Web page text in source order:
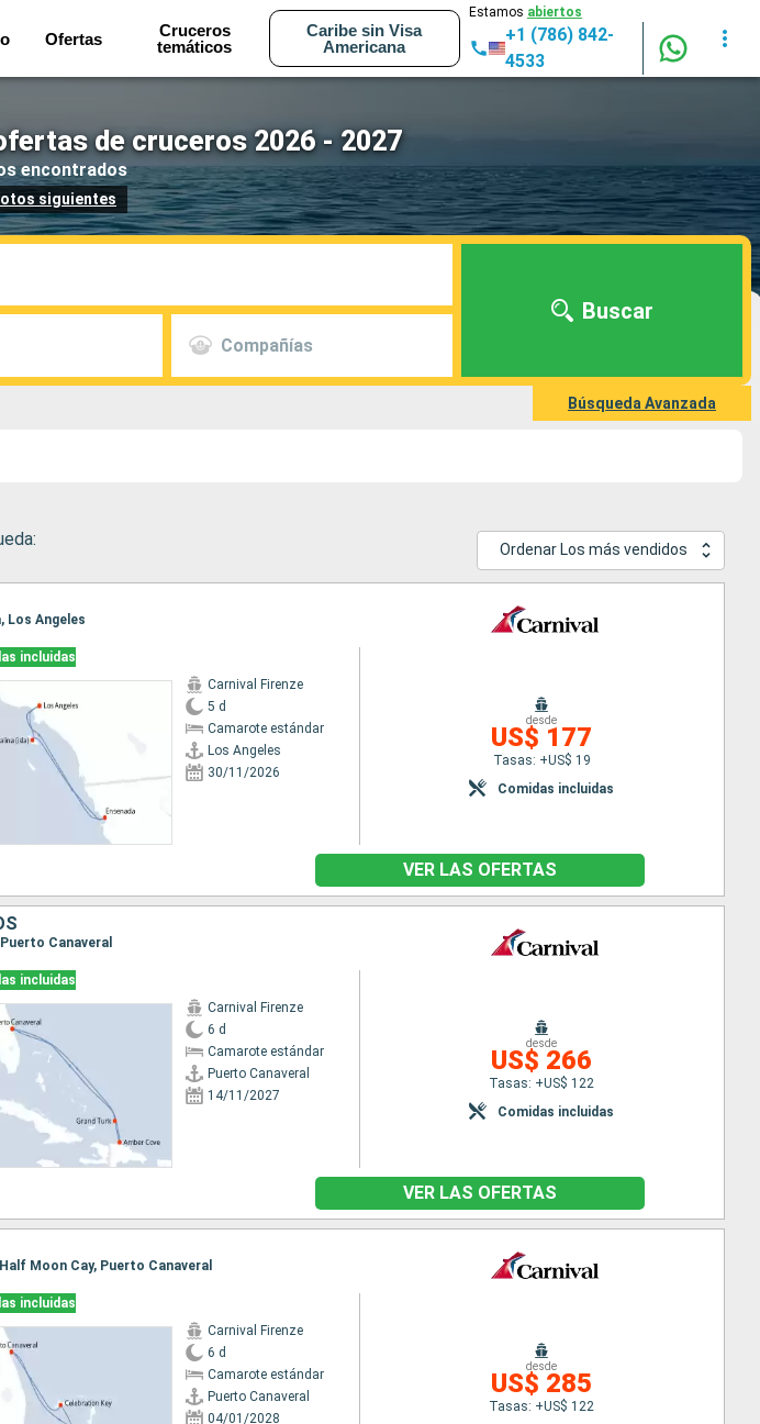
Ofertas
Cruceros
temáticos
Caribe sin Visa
Americana
Estamos abiertos
+1 (786) 842-
4533
de cruceros 2026 - 2027
encontrados
siguientes
Compañías
Buscar
Búsqueda Avanzada
Ordenar Los más vendidos
Los Angeles
incluidas
Carnival Firenze
5 d
Camarote estándar
Los Angeles
30/11/2026
desde
US$ 177
Tasas: +US$ 19
Comidas incluidas
VER LAS OFERTAS
Canaveral
incluidas
Carnival Firenze
6 d
Camarote estándar
Puerto Canaveral
14/11/2027
desde
US$ 266
Tasas: +US$ 122
Comidas incluidas
VER LAS OFERTAS
Moon Cay, Puerto Canaveral
incluidas
Carnival Firenze
6 d
Camarote estándar
Puerto Canaveral
04/01/2028
desde
US$ 285
Tasas: +US$ 122